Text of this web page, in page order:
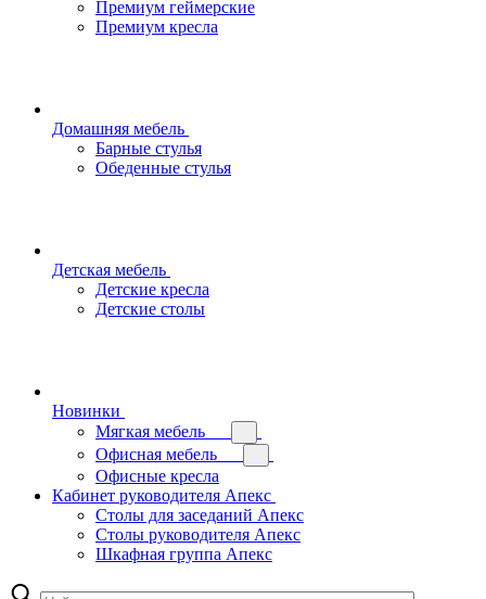
Премиум геймерские
Премиум кресла
Домашняя мебель
Барные стулья
Обеденные стулья
Детская мебель
Детские кресла
Детские столы
Новинки
Мягкая мебель
Офисная мебель
Офисные кресла
Кабинет руководителя Апекс
Столы для заседаний Апекс
Столы руководителя Апекс
Шкафная группа Апекс